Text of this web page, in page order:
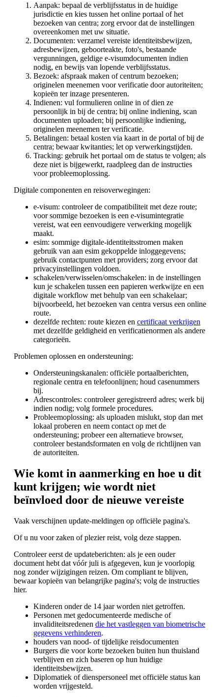
Aanpak: bepaal de verblijfsstatus in de huidige
jurisdictie en kies tussen het online portaal of het
bezoeken van centra; zorg ervoor dat de instellingen
overeenkomen met uw situatie.
Documenten: verzamel vereiste identiteitsbewijzen,
adresbewijzen, geboorteakte, foto's, bestaande
vergunningen, geldige e-visumdocumenten indien
nodig, en bewijs van lopende verblijfsstatus.
Bezoek: afspraak maken of centrum bezoeken;
originelen meenemen voor verificatie door autoriteiten;
kopieën ter inzage presenteren.
Indienen: vul formulieren online in of dien ze
persoonlijk in bij de centra; bij online indiening, scan
documenten uploaden; bij persoonlijke indiening,
originelen meenemen ter verificatie.
Betalingen: betaal kosten via kaart in de portal of bij de
centra; bewaar kwitanties; let op verwerkingstijden.
Tracking: gebruik het portaal om de status te volgen; als
deze niet is bijgewerkt, raadpleeg dan de instructies
voor probleemoplossing.
Digitale componenten en reisoverwegingen:
e-visum: controleer de compatibiliteit met deze route;
voor sommige bezoeken is een e-visumintegratie
vereist, wat een eenvoudigere verwerking mogelijk
maakt.
esim: sommige digitale-identiteitsstromen maken
gebruik van aan esim gekoppelde inloggegevens;
gebruik contactpunten met providers; zorg ervoor dat
privacyinstellingen voldoen.
schakelen/verwisselen/omschakelen: in de instellingen
kun je schakelen tussen een papieren werkwijze en een
digitale workflow met behulp van een schakelaar;
bijvoorbeeld, het bezoeken van centra versus een online
route.
dezelfde rechten: route kiezen en certificaat verkrijgen
met dezelfde geldigheid en verificatienormen als andere
categorieën.
Problemen oplossen en ondersteuning:
Ondersteuningskanalen: officiële portaalberichten,
regionale centra en telefoonlijnen; houd casenummers
bij.
Adrescontroles: controleer geregistreerd adres; werk bij
indien nodig; volg formele procedures.
Probleemoplossing: als uploaden mislukt, stop dan met
lokaal proberen en neem contact op met de
ondersteuning; probeer een alternatieve browser,
controleer bestandsformaten en volg de richtlijnen van
de autoriteiten.
Wie komt in aanmerking en hoe u dit
kunt krijgen; wie wordt niet
beïnvloed door de nieuwe vereiste
Vaak verschijnen update-meldingen op officiële pagina's.
Of u nu voor zaken of plezier reist, volg deze stappen.
Controleer eerst de updateberichten: als je een ouder
document hebt dat vóór juli is afgegeven, kun je voorlopig
nog zonder wijzigingen reizen. Om compliant te blijven,
bewaar kopieën van belangrijke pagina's; volg de instructies
hier.
Kinderen onder de 14 jaar worden niet getroffen.
Personen met gedocumenteerde medische of
invaliditeitsredenen die het vastleggen van biometrische
gegevens verhinderen.
houders van nood- of tijdelijke reisdocumenten
Burgers die voor korte bezoeken buiten hun thuisland
verblijven en zich baseren op hun huidige
identiteitsbewijzen.
Diplomatiek of dienspersoneel met officiële status kan
worden vrijgesteld.